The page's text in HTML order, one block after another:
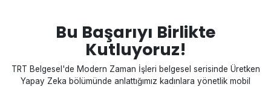
Bu Başarıyı Birlikte
Kutluyoruz!
TRT Belgesel'de Modern Zaman İşleri belgesel serisinde Üretken
Yapay Zeka bölümünde anlattığımız kadınlara yönetlik mobil